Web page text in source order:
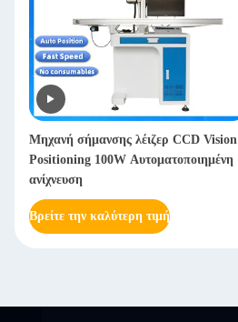
Μηχανή σήμανσης λέιζερ CCD Vision
Positioning 100W Αυτοματοποιημένη
ανίχνευση
Βρείτε την καλύτερη τιμή